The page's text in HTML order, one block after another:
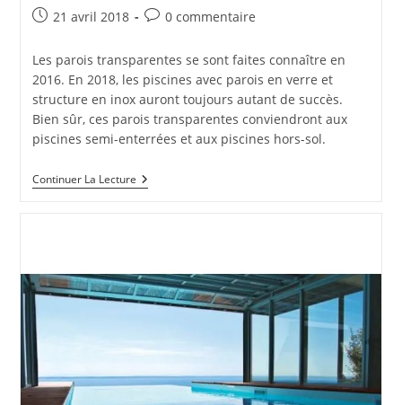
Publication
21 avril 2018
Commentaires
la
publication :
0 commentaire
Les parois transparentes se sont faites connaître en
2016. En 2018, les piscines avec parois en verre et
structure en inox auront toujours autant de succès.
Bien sûr, ces parois transparentes conviendront aux
piscines semi-enterrées et aux piscines hors-sol.
Continuer La LectureUne
Piscine